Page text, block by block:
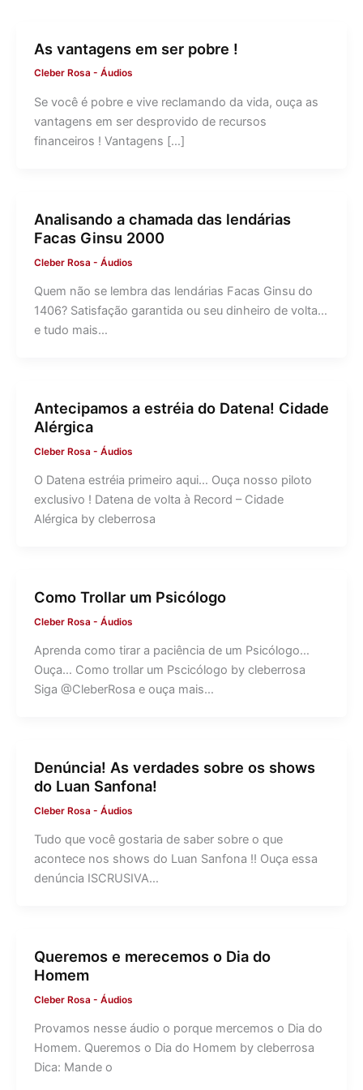
As vantagens em ser pobre !
Cleber Rosa - Áudios
Se você é pobre e vive reclamando da vida, ouça as
vantagens em ser desprovido de recursos
financeiros ! Vantagens […]
Analisando a chamada das lendárias
Facas Ginsu 2000
Cleber Rosa - Áudios
Quem não se lembra das lendárias Facas Ginsu do
1406? Satisfação garantida ou seu dinheiro de volta…
e tudo mais…
Antecipamos a estréia do Datena! Cidade
Alérgica
Cleber Rosa - Áudios
O Datena estréia primeiro aqui… Ouça nosso piloto
exclusivo ! Datena de volta à Record – Cidade
Alérgica by cleberrosa
Como Trollar um Psicólogo
Cleber Rosa - Áudios
Aprenda como tirar a paciência de um Psicólogo…
Ouça… Como trollar um Pscicólogo by cleberrosa
Siga @CleberRosa e ouça mais…
Denúncia! As verdades sobre os shows
do Luan Sanfona!
Cleber Rosa - Áudios
Tudo que você gostaria de saber sobre o que
acontece nos shows do Luan Sanfona !! Ouça essa
denúncia ISCRUSIVA…
Queremos e merecemos o Dia do
Homem
Cleber Rosa - Áudios
Provamos nesse áudio o porque mercemos o Dia do
Homem. Queremos o Dia do Homem by cleberrosa
Dica: Mande o